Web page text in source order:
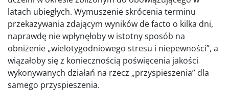
latach ubiegłych. Wymuszenie skrócenia terminu
przekazywania zdającym wyników de facto o kilka dni,
naprawdę nie wpłynęłoby w istotny sposób na
obniżenie „wielotygodniowego stresu i niepewności”, a
wiązałoby się z koniecznością poświęcenia jakości
wykonywanych działań na rzecz „przyspieszenia” dla
samego przyspieszenia.